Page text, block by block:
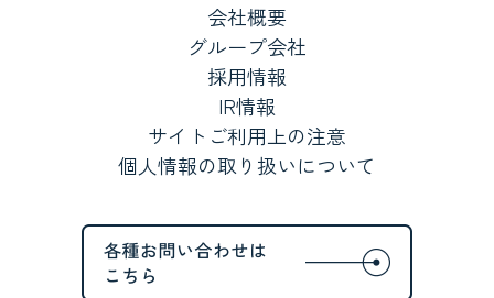
会社概要
グループ会社
採用情報
IR情報
サイトご利用上の注意
個人情報の取り扱いについて